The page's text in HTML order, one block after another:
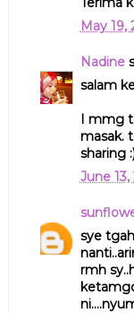
May 19,
Nadine
salam
I mmg
masak.
sharing
June 13,
sye
rmh